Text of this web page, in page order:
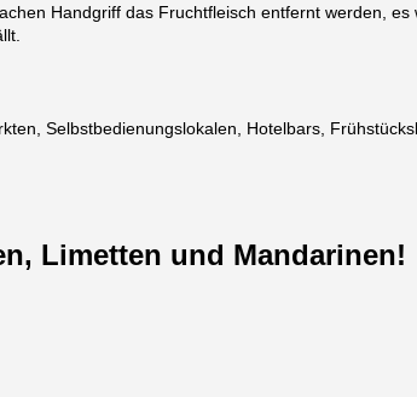
Handgriff das Fruchtfleisch entfernt werden,
Selbstbedienungslokalen, Hotelbars,
Limetten und Mandarinen!